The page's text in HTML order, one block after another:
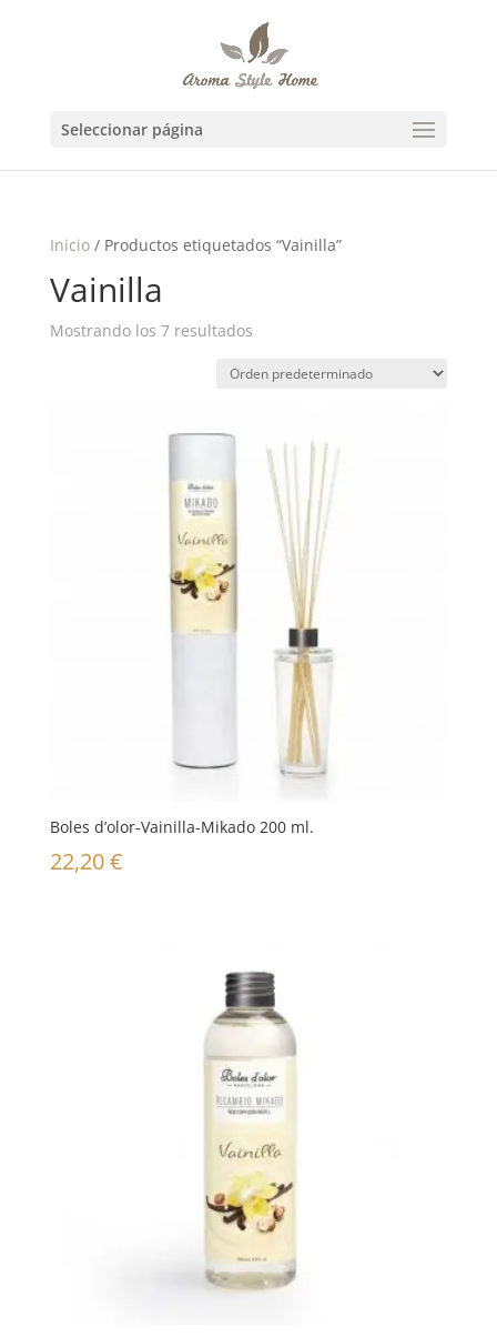
Seleccionar página
Inicio/ Productos etiquetados “Vainilla”
Vainilla
Mostrando los 7 resultados
Boles d’olor-Vainilla-Mikado 200 ml.
22,20€